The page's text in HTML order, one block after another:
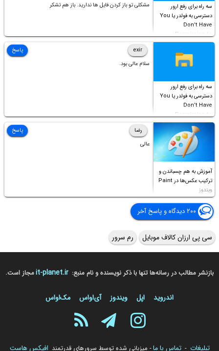
سه راه برای رفع ارور
دسترسی به فولدر یا You
Don’t Have
Permission to
Access this folder
مشکلی تو باز کردن فایل ها ندارید. باز هم تشکر
سه راه برای رفع ارور
دسترسی به فولدر یا You
Don’t Have
Permission to
Access this folder
exir
سلام عالی بود.
پاسخ
آموزش به هم چسباندن و
ترکیب عکس‌ها در Paint
ویندوز
رضا
عالی
پاسخ
۲۰۰ دیدگاه و پاسخ آخر
سی پی ارزان کالاف موبایل رم سرور
بازنشر مطالب در رسانه‌ها تنها با ذکر نویسنده و نام منبع: it-planet.irمجاز است.
اندروید اپل ویندوز آی‌او‌اس مک‌او‌اس
تبلیغات - تماس با ما- میزبانی شده توسط سرورهای قدرتمند افیکس هاست